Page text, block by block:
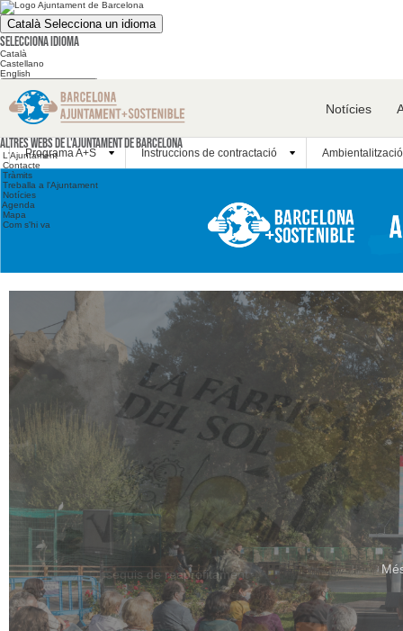
Català Selecciona un idioma
Selecciona idioma
Català
Castellano
English
Cerca en el web
Cerca en el web
Altres webs
Altres webs de l'Ajuntament de Barcelona
L'Ajuntament
Contacte
Tràmits
Treballa a l'Ajuntament
Notícies
Agenda
Mapa
Com s'hi va
Notícies
Programa A+S Instruccions de contractació
Obsequis de reaprofitament